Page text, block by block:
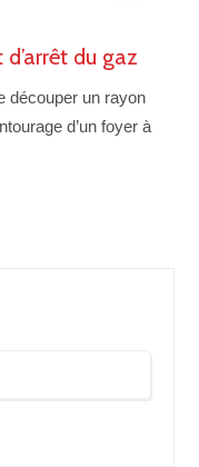
du gaz
découper un rayon
d’un foyer à